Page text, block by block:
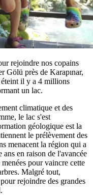
rejoindre nos copains
Gölü près de Karapınar,
il y a 4 millions
un lac.
climatique et des
le lac s'est
géologique est la
le prélèvement des
menacent la région qui a
en raison de l'avancée
pour vaincre cette
Malgré tout,
rejoindre des grandes